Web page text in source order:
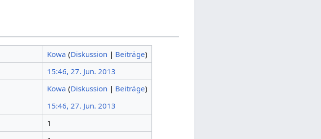
Kowa (Diskussion| Beiträge)
15:46, 27. Jun. 2013
Kowa (Diskussion| Beiträge)
15:46, 27. Jun. 2013
1